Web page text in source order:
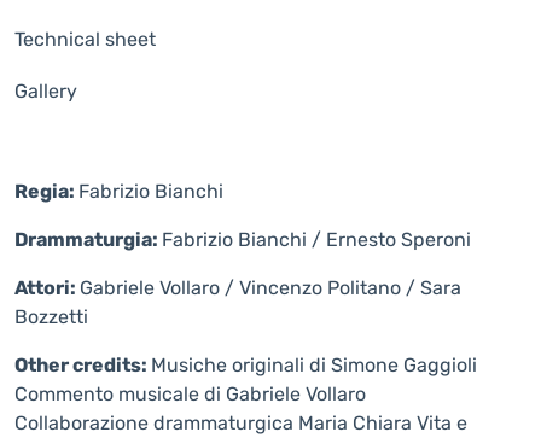
Technical sheet
Gallery
Regia: Fabrizio Bianchi
Drammaturgia: Fabrizio Bianchi / Ernesto Speroni
Attori: Gabriele Vollaro / Vincenzo Politano / Sara
Bozzetti
Other credits: Musiche originali di Simone Gaggioli
Commento musicale di Gabriele Vollaro
Collaborazione drammaturgica Maria Chiara Vita e